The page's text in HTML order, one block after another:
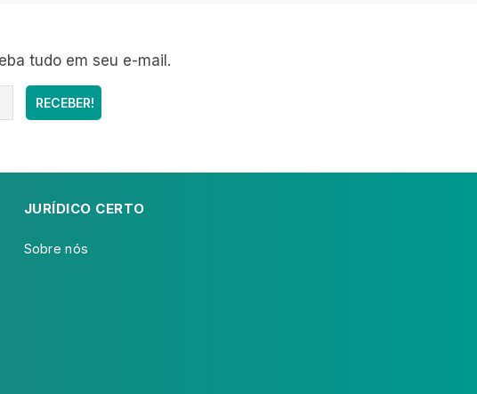
tudo em seu e-mail.
JURÍDICO CERTO
Sobre nós